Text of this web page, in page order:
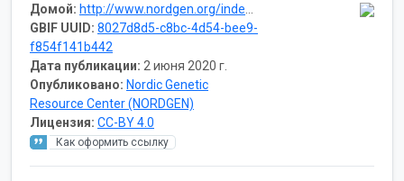
Домой: http://www.nordgen.org/index.php/en/content/view/full/2969/
GBIF UUID: 8027d8d5-c8bc-4d54-bee9-
f854f141b442
Дата публикации: 2 июня 2020 г.
Опубликовано: Nordic Genetic
Resource Center (NORDGEN)
Лицензия: CC-BY 4.0
Как оформить ссылку